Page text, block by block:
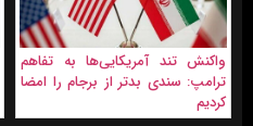
واکنش تند آمریکایی‌ها به تفاهم
ترامپ: سندی بدتر از برجام را امضا
کردیم